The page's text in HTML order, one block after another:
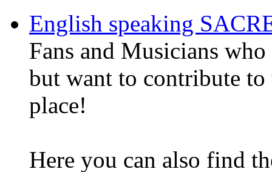
English speaking
Fans and Musicians
but want to contribute to
place!
Here you can also find